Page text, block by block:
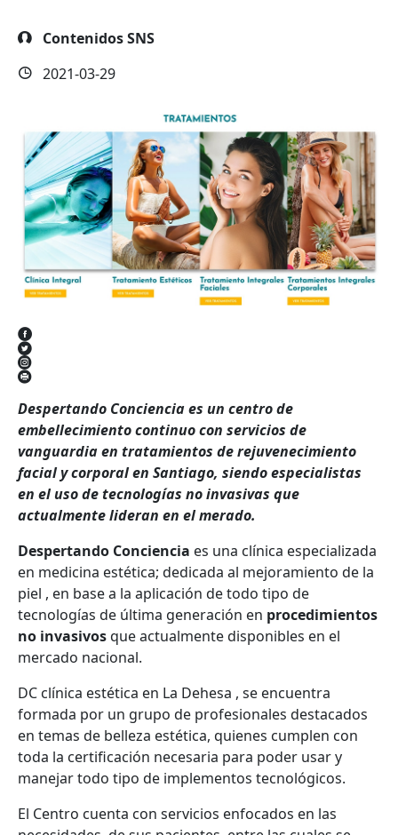
Contenidos SNS
2021-03-29
Despertando Conciencia es un centro de
embellecimiento continuo con servicios de
vanguardia en tratamientos de rejuvenecimiento
facial y corporal en Santiago, siendo especialistas
en el uso de tecnologías no invasivas que
actualmente lideran en el merado.
Despertando Conciencia es una clínica especializada
en medicina estética; dedicada al mejoramiento de la
piel , en base a la aplicación de todo tipo de
tecnologías de última generación en procedimientos
no invasivosque actualmente disponibles en el
mercado nacional.
DC clínica estética en La Dehesa , se encuentra
formada por un grupo de profesionales destacados
en temas de belleza estética, quienes cumplen con
toda la certificación necesaria para poder usar y
manejar todo tipo de implementos tecnológicos.
El Centro cuenta con servicios enfocados en las